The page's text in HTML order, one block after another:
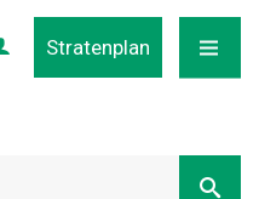
Stratenplan
Profiel
MENU